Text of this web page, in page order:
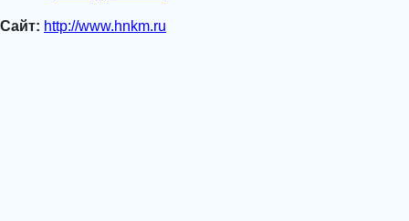
Сайт: http://www.hnkm.ru